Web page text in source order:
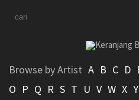
Keranjang
Browse by Artist A B C D
O P Q R S T U V W X Y